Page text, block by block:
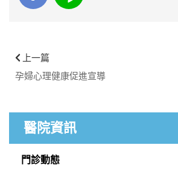
上一篇
孕婦心理健康促進宣導
醫院資訊
門診動態